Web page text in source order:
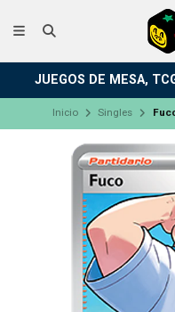
JUEGOS DE MESA,
Inicio Singles